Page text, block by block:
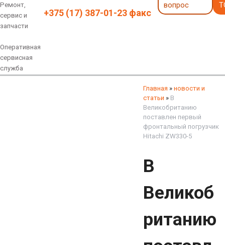
Ремонт,
сервис и
запчасти
Оперативная
сервисная
служба
+375 (17) 387-01-23 факс
вопрос
Главная » новости и
статьи » В
Великобританию
поставлен первый
фронтальный погрузчик
Hitachi ZW330-5
В
Великоб
ританию